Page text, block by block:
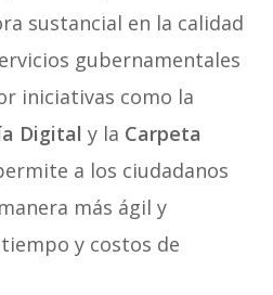
sustancial en la calidad
gubernamentales
iniciativas como la
Digital y la Carpeta
a los ciudadanos
más ágil y
y costos de